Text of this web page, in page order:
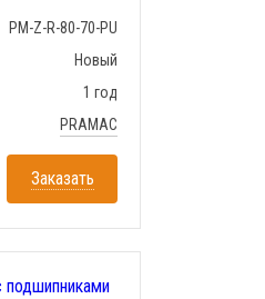
PM-Z-R-80-70-PU
Новый
1 год
PRAMAC
Заказать